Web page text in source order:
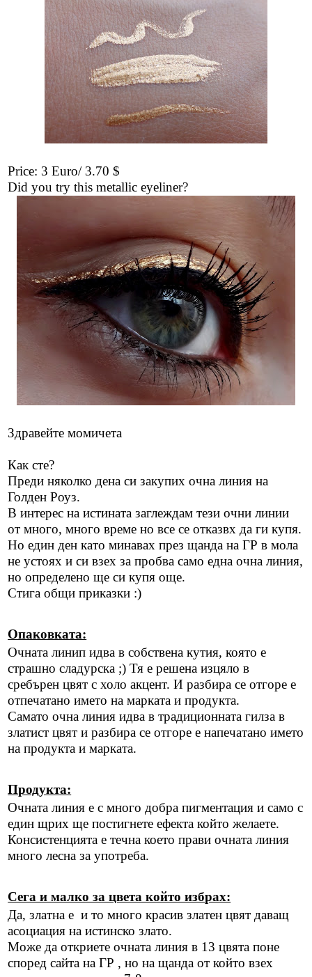
Price: 3 Euro/ 3.70 $
Did you try this metallic eyeliner?
Здравейте момичета
Как сте?
Преди няколко дена си закупих очна линия на
Голден Роуз.
В интерес на истината заглеждам тези очни линии
от много, много време но все се отказвх да ги купя.
Но един ден като минавах през щанда на ГР в мола
не устоях и си взех за пробва само една очна линия,
но определено ще си купя още.
Стига общи приказки :)
Опаковката:
Очната линип идва в собствена кутия, която е
страшно сладурска ;) Тя е решена изцяло в
сребърен цвят с холо акцент. И разбира се отгоре е
отпечатано името на марката и продукта.
Самато очна линия идва в традиционната гилза в
златист цвят и разбира се отгоре е напечатано името
на продукта и марката.
Продукта:
Очната линия е с много добра пигментация и само с
един щрих ще постигнете ефекта който желаете.
Консистенцията е течна което прави очната линия
много лесна за употреба.
Сега и малко за цвета който избрах:
Да, златна е и то много красив златен цвят даващ
асоциация на истинско злато.
Може да откриете очната линия в 13 цвята поне
според сайта на ГР , но на щанда от който взех